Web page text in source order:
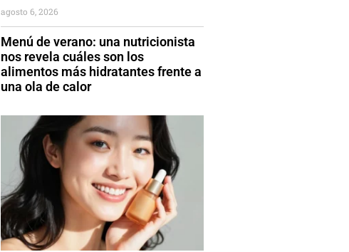
Menú de verano: una nutricionista
nos revela cuáles son los
alimentos más hidratantes frente a
una ola de calor
agosto 6, 2026